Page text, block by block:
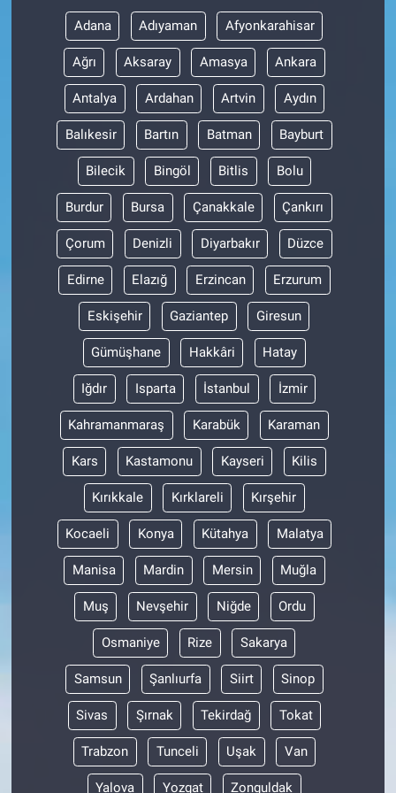
Adana Adıyaman Afyonkarahisar
Ağrı Aksaray Amasya Ankara
Antalya Ardahan Artvin Aydın
Balıkesir Bartın Batman Bayburt
Bilecik Bingöl Bitlis Bolu
Burdur Bursa Çanakkale Çankırı
Çorum Denizli Diyarbakır Düzce
Edirne Elazığ Erzincan Erzurum
Eskişehir Gaziantep Giresun
Gümüşhane Hakkâri Hatay
Iğdır Isparta İstanbul İzmir
Kahramanmaraş Karabük Karaman
Kars Kastamonu Kayseri Kilis
Kırıkkale Kırklareli Kırşehir
Kocaeli Konya Kütahya Malatya
Manisa Mardin Mersin Muğla
Muş Nevşehir Niğde Ordu
Osmaniye Rize Sakarya
Samsun Şanlıurfa Siirt Sinop
Sivas Şırnak Tekirdağ Tokat
Trabzon Tunceli Uşak Van
Yalova Yozgat Zonguldak